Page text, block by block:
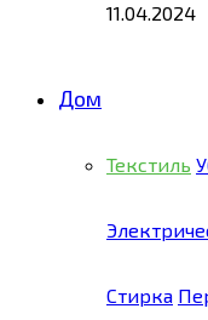
11.04.2024
Дом
Текстиль
Стирка